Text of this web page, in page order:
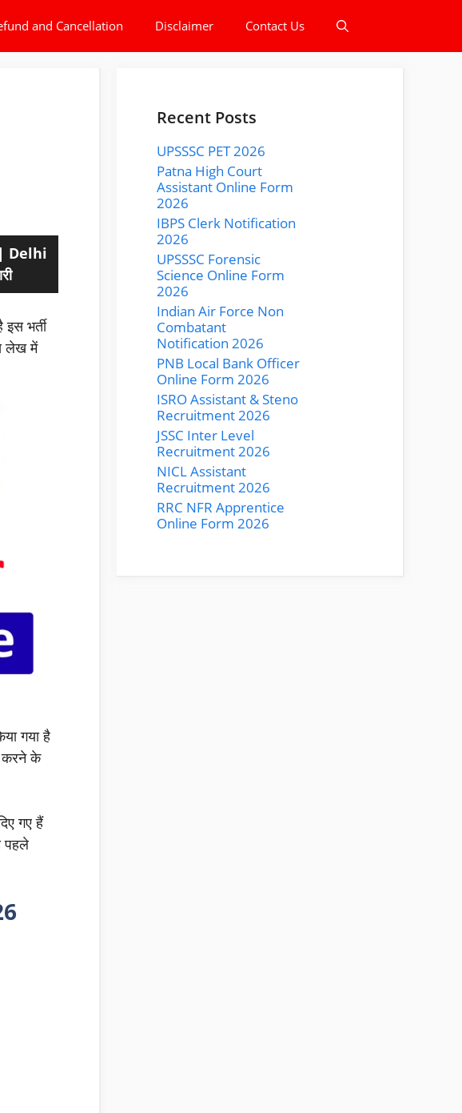
and Cancellation Disclaimer Contact Us
Delhi
भर्ती
लेख में
गया है
करने के
गए हैं
पहले
Recent Posts
UPSSSC PET 2026
Patna High Court
Assistant Online Form
2026
IBPS Clerk Notification
2026
UPSSSC Forensic
Science Online Form
2026
Indian Air Force Non
Combatant
Notification 2026
PNB Local Bank Officer
Online Form 2026
ISRO Assistant & Steno
Recruitment 2026
JSSC Inter Level
Recruitment 2026
NICL Assistant
Recruitment 2026
RRC NFR Apprentice
Online Form 2026